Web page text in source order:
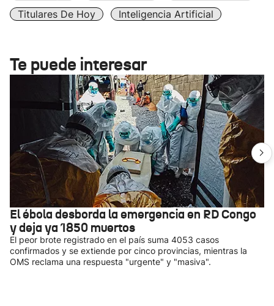
Titulares De Hoy
Inteligencia Artificial
Te puede interesar
El ébola desborda la emergencia en RD Congo
y deja ya 1850 muertos
El peor brote registrado en el país suma 4053 casos
confirmados y se extiende por cinco provincias, mientras la
OMS reclama una respuesta "urgente" y "masiva".